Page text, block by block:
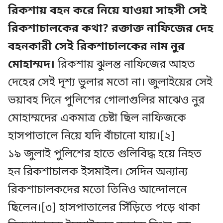
রিকশায় বহন করে নিয়ে যাওয়া সাহসী সেই
রিকশাচালকের কথা? রক্তাক্ত নাফিজের দেহ
বহনকারী সেই রিকশাচালকের নাম নুর
মোহাম্মদ। রিকশায় ঝুলন্ত নাফিজের আহত
দেহের সেই দৃশ্য ভুলার মতো না। জুলাইয়ের সেই
ভয়াবহ দিনে পুলিশের গোলাগুলির মাঝেও নুর
মোহাম্মদের একমাত্র চেষ্টা ছিল নাফিজকে
হাসপাতালে নিয়ে যদি বাঁচানো যায়।[২]
১৯ জুলাই পুলিশের হাতে গুলিবিদ্ধ হয়ে নিহত
হন রিকশাচালক ইসমাইল। সেদিন অন্যান্য
রিকশাচালকদের মতো তিনিও আন্দোলনে
ছিলেন।[৩] হাসপাতালের সিঁড়িতে পড়ে থাকা